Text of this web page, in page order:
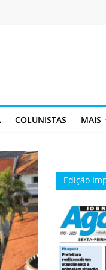
COLUNISTAS MAIS
Edição